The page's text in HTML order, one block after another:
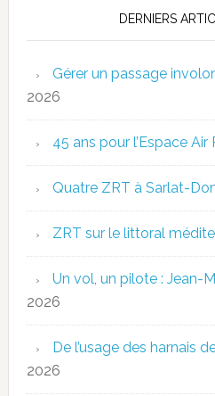
DERNIERS
Gérer un passage
2026
45 ans pour l’Espace Air
Quatre ZRT à Sarlat-
ZRT sur le littoral
Un vol, un pilote : Jean-
2026
De l’usage des harnais
2026